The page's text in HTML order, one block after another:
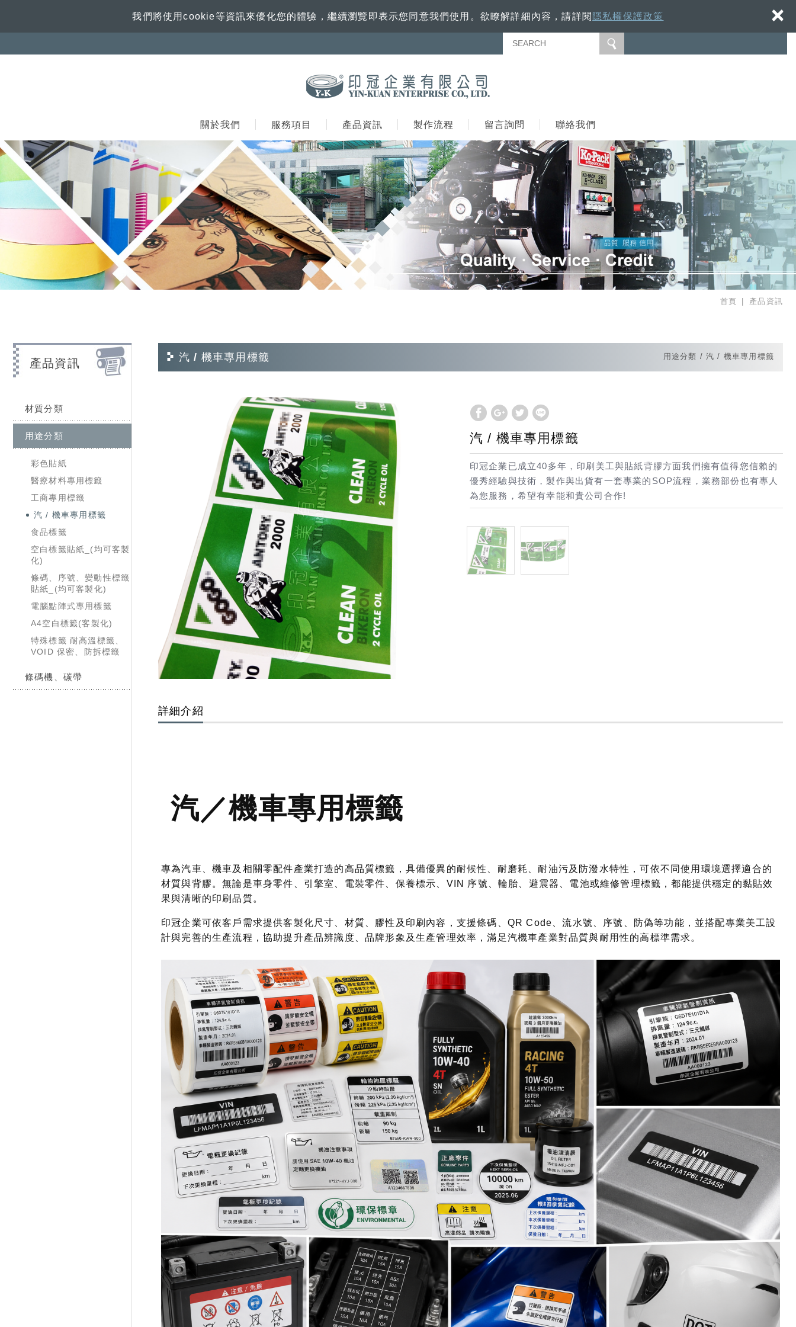
我們將使用cookie等資訊來優化您的體驗，繼續瀏覽即表示您同意我們使用。欲瞭解詳細內容，請詳閱 隱私權保護政策 ×
關於我們 服務項目 產品資訊 製作流程 留言詢問 聯絡我們
首頁 產品資訊
產品資訊
材質分類
用途分類
彩色貼紙
醫療材料專用標籤
工商專用標籤
汽 / 機車專用標籤
食品標籤
空白標籤貼紙_(均可客製
化)
條碼、序號、變動性標籤
貼紙_(均可客製化)
電腦點陣式專用標籤
A4空白標籤(客製化)
特殊標籤 耐高溫標籤、
VOID 保密、防拆標籤
條碼機、碳帶
用途分類 汽 / 機車專用標籤
汽 / 機車專用標籤
汽 / 機車專用標籤
印冠企業已成立40多年，印刷美工與貼紙背膠方面我們擁有值得您信賴的
優秀經驗與技術，製作與出貨有一套專業的SOP流程，業務部份也有專人
為您服務，希望有幸能和貴公司合作!
詳細介紹
汽／機車專用標籤
專為汽車、機車及相關零配件產業打造的高品質標籤，具備優異的耐候性、耐磨耗、耐油污及防潑水特性，可依不同使用環境選擇適合的
材質與背膠。無論是車身零件、引擎室、電裝零件、保養標示、VIN 序號、輪胎、避震器、電池或維修管理標籤，都能提供穩定的黏貼效
果與清晰的印刷品質。
印冠企業可依客戶需求提供客製化尺寸、材質、膠性及印刷內容，支援條碼、QR Code、流水號、序號、防偽等功能，並搭配專業美工設
計與完善的生產流程，協助提升產品辨識度、品牌形象及生產管理效率，滿足汽機車產業對品質與耐用性的高標準需求。